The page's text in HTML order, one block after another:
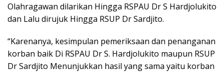
Olahragawan dilarikan Hingga RSPAU Dr S Hardjolukito
dan Lalu dirujuk Hingga RSUP Dr Sardjito.
“Karenanya, kesimpulan pemeriksaan dan penanganan
korban baik Di RSPAU Dr S. Hardjolukito maupun RSUP
Dr Sardjito Menunjukkan hasil yang sama yaitu korban